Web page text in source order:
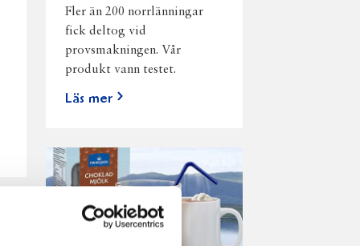
Fler än 200 norrlänningar
fick deltog vid
provsmakningen. Vår
produkt vann testet.
Läs mer